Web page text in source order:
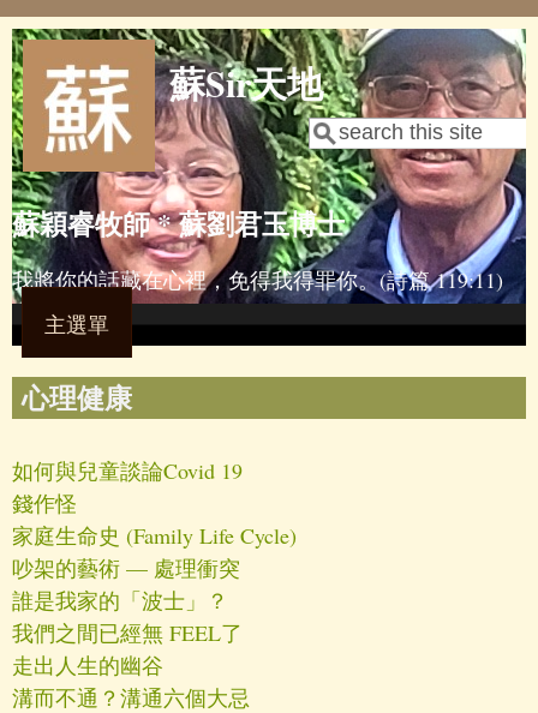
Skip to main content
蘇Sir天地
Search form
Search
蘇穎睿牧師 * 蘇劉君玉博士
我將你的話藏在心裡，免得我得罪你。(詩篇 119:11)
主選單
心理健康
如何與兒童談論Covid 19
錢作怪
家庭生命史 (Family Life Cycle)
吵架的藝術 — 處理衝突
誰是我家的「波士」？
我們之間已經無 FEEL了
走出人生的幽谷
溝而不通？溝通六個大忌